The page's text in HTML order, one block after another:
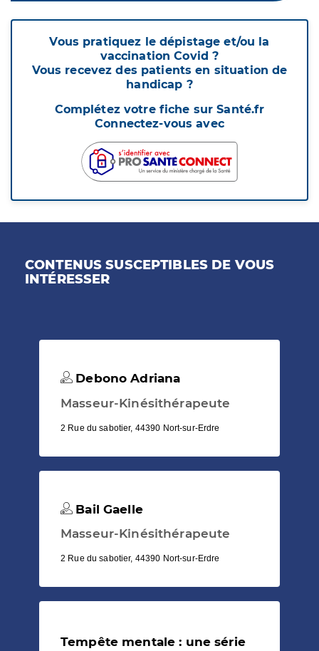
Vous pratiquez le dépistage et/ou la
vaccination Covid ?
Vous recevez des patients en situation de
handicap ?
Complétez votre fiche sur Santé.fr
Connectez-vous avec
CONTENUS SUSCEPTIBLES DE VOUS
INTÉRESSER
Debono Adriana
Masseur-Kinésithérapeute
2 Rue du sabotier, 44390 Nort-sur-Erdre
Bail Gaelle
Masseur-Kinésithérapeute
2 Rue du sabotier, 44390 Nort-sur-Erdre
Tempête mentale : une série